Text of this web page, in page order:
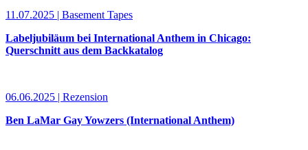
11.07.2025 | Basement Tapes
Labeljubiläum bei International Anthem in Chicago:
Querschnitt aus dem Backkatalog
06.06.2025 | Rezension
Ben LaMar Gay Yowzers (International Anthem)